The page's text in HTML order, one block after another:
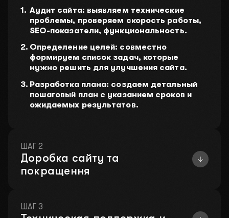
Аудит сайта: выявляем технические
проблемы, проверяем скорость работы,
SEO-показатели, функциональность.
Определение целей: совместно
формируем список задач, которые
нужно решить для улучшения сайта.
Разработка плана: создаем детальный
пошаговый план с указанием сроков и
ожидаемых результатов.
ШАГ 2
Доробка сайту та
покращення
ШАГ 3
Чем вы занимаетесь?
Какой у вас бюджет?
2000$-3000$ 4000$-5000$ 10 000$+
Ваш телефон для связи
ОТПРАВИТЬ ЗАЯВКУ
Нажимая на кнопку вы соглашаетесь с